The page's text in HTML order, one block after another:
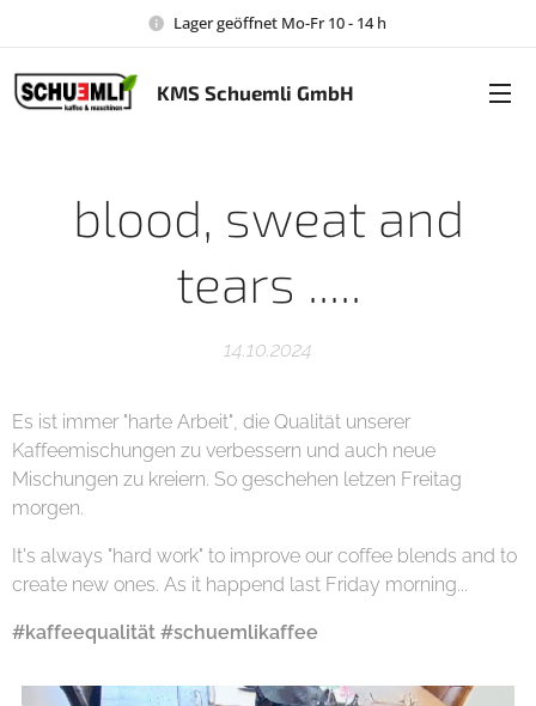
Lager geöffnet Mo-Fr 10 - 14 h
KMS Schuemli GmbH
blood, sweat and
tears .....
14.10.2024
Es ist immer "harte Arbeit", die Qualität unserer
Kaffeemischungen zu verbessern und auch neue
Mischungen zu kreiern. So geschehen letzen Freitag
morgen.
It's always "hard work" to improve our coffee blends and to
create new ones. As it happend last Friday morning...
#kaffeequalität #schuemlikaffee